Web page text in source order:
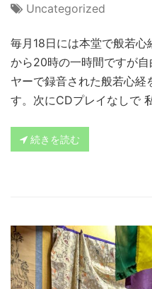
Uncategorized
毎月18日には本堂で般若
から20時の一時間ですが
ヤーで録音された般若心経
す。次にCDプレイなしで
続きを読む